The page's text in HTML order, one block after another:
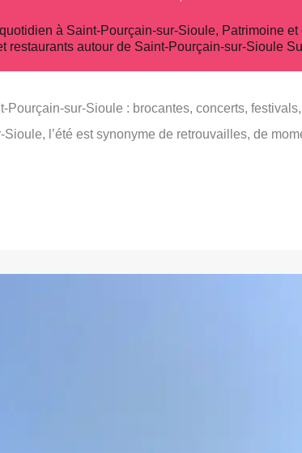
à Saint-Pourçain-sur-Sioule, Patrimoine
restaurants autour de Saint-Pourçain-sur-Sioule
Pourçain-sur-Sioule : brocantes, concerts,
l’été est synonyme de retrouvailles, de